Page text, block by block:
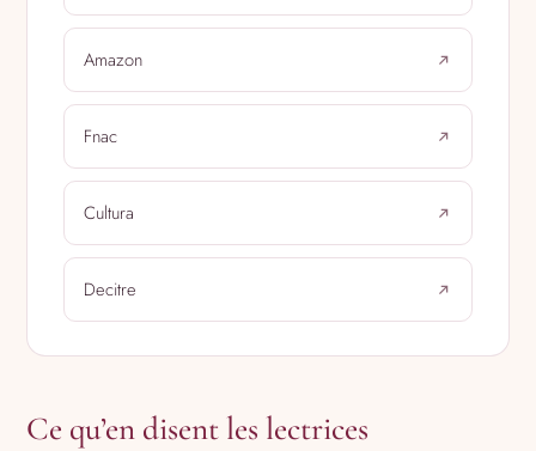
Amazon
Fnac
Cultura
Decitre
Ce qu’en disent les lectrices